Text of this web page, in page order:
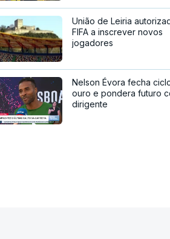
União de Leiria
FIFA a inscrever novos
jogadores
Nelson Évora fecha
ouro e pondera futuro
dirigente